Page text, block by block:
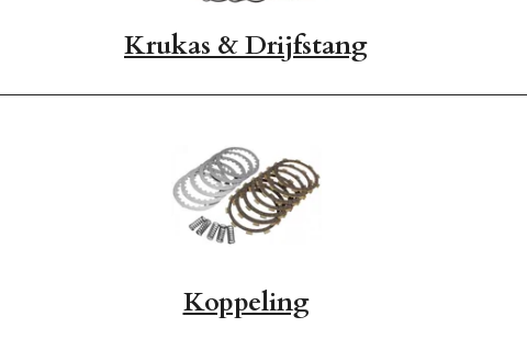
Krukas & Drijfstang
Koppeling